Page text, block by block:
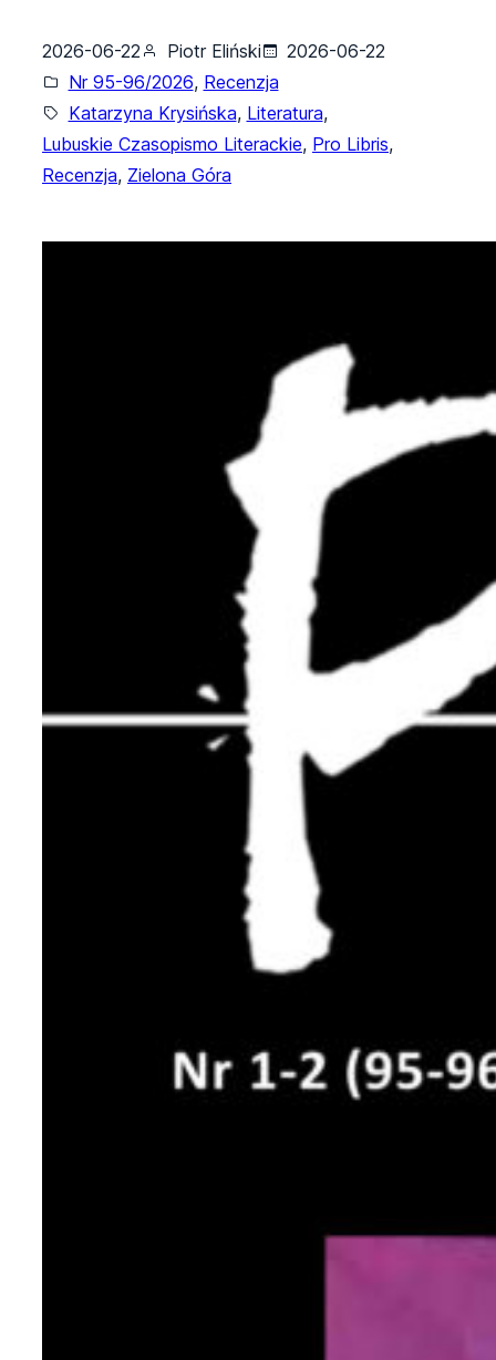
2026-06-22 Piotr Eliński
2026-06-22
Nr 95-96/2026, Recenzja
Katarzyna Krysińska, Literatura,
Lubuskie Czasopismo Literackie, Pro Libris,
Recenzja, Zielona Góra